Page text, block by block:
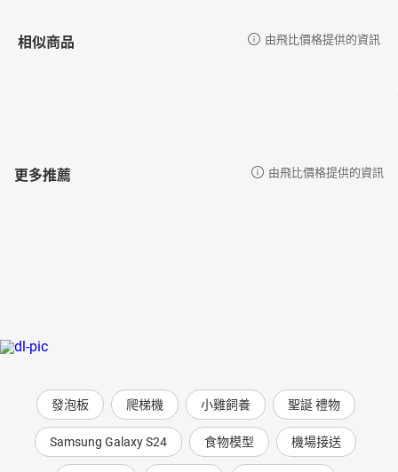
相似商品 由飛比價格提供的資訊
更多推薦 由飛比價格提供的資訊
發泡板 爬梯機 小雞飼養 聖誕 禮物
Samsung Galaxy S24 食物模型 機場接送